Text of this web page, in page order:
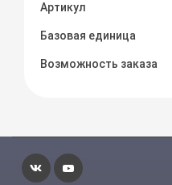
Артикул
Базовая единица
Возможность заказа